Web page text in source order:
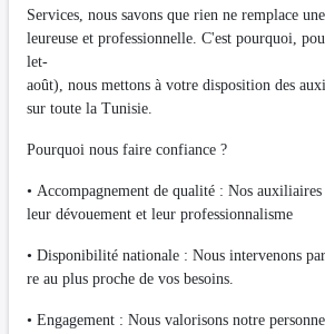
Services, nous savons que rien ne remplace
leureuse et professionnelle. C'est pourquoi,
let-
août), nous mettons à votre disposition des
sur toute la Tunisie.
Pourquoi nous faire confiance ?
• Accompagnement de qualité : Nos
leur dévouement et leur professionnalisme
• Disponibilité nationale : Nous intervenons
re au plus proche de vos besoins.
• Engagement : Nous valorisons notre